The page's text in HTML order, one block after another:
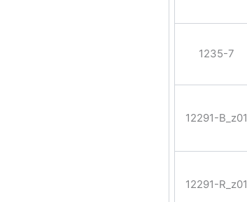
1235-7
12291-B_z01
12291-R_z01